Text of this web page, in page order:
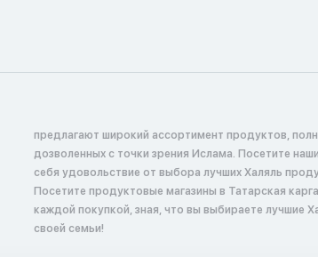
предлагают широкий ассортимент продуктов,
дозволенных с точки зрения Ислама. Посетите
себя удовольствие от выбора лучших Халяль
Посетите продуктовые магазины в Татарская
каждой покупкой, зная, что вы выбираете лучшие
своей семьи!